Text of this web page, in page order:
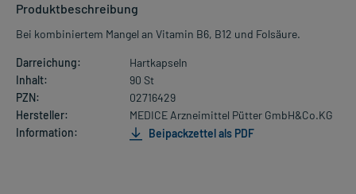
Produktbeschreibung
Bei kombiniertem Mangel an Vitamin B6, B12 und Folsäure.
Darreichung:
Hartkapseln
Inhalt:
90 St
PZN:
02716429
Hersteller:
MEDICE Arzneimittel Pütter GmbH&Co.KG
Information:
Beipackzettel als PDF